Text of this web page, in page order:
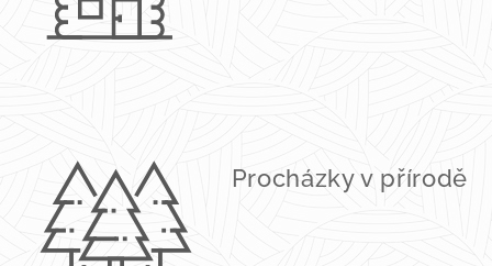
Procházky v přírodě